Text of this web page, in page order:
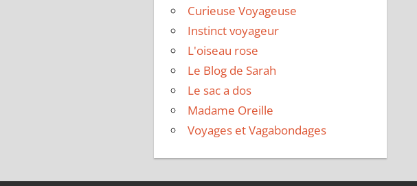
Curieuse Voyageuse
Instinct voyageur
L'oiseau rose
Le Blog de Sarah
Le sac a dos
Madame Oreille
Voyages et Vagabondages